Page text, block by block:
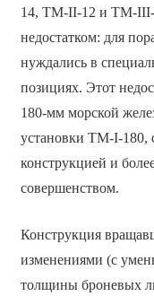
14, TM-II-12 и TM-
недостатком: для
нуждались в
позициях. Этот
180-мм морской
установки TM-I-180,
конструкцией и
совершенством.
Конструкция
изменениями (с
толщины броневых